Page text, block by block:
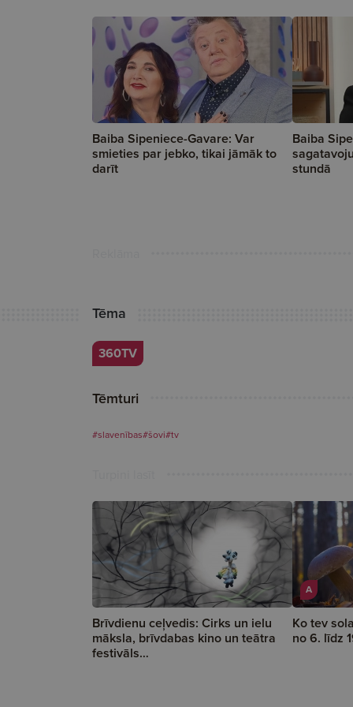
Baiba Sipeniece-Gavare: Var
smieties par jebko, tikai jāmāk to
darīt
Baiba
stundā
Tēma
360TV
Tēmturi
#slavenības#šovi#tv
Brīvdienu ceļvedis: Cirks un ielu
māksla, brīvdabas kino un teātra
festivāls…
A
Ko tev
no 6. līdz